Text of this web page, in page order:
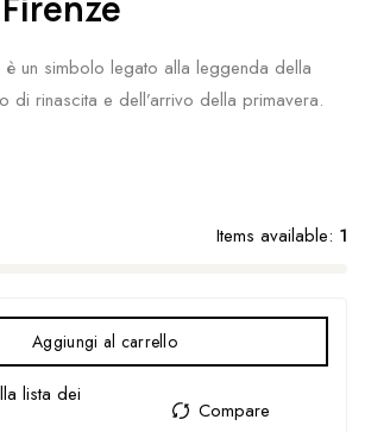
un simbolo legato alla leggenda della
di rinascita e dell’arrivo della primavera.
Items available: 1
Aggiungi al carrello